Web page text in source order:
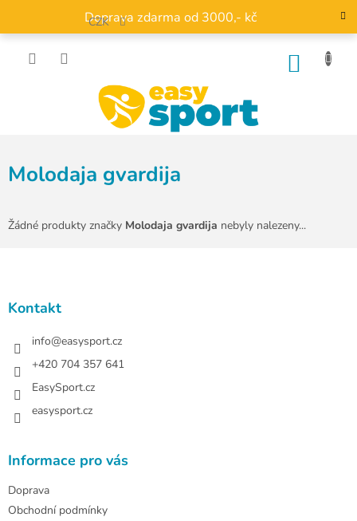
obsah
Doprava zdarma od 3000,- kč
CZK
Molodaja gvardija
Žádné produkty značky Molodaja gvardija nebyly nalezeny...
Kontakt
info@easysport.cz
+420 704 357 641
EasySport.cz
easysport.cz
Informace pro vás
Doprava
Obchodní podmínky